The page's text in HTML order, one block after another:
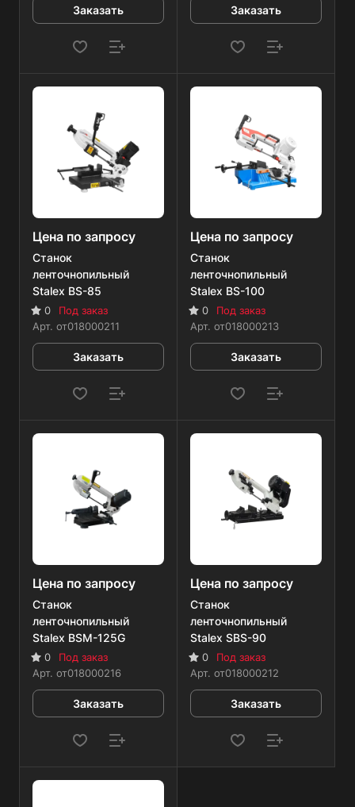
Заказать Заказать
Цена по запросу
Станок
ленточнопильный
Stalex BS-85
0
Под заказ
Арт. от018000211
Заказать
Цена по запросу
Станок
ленточнопильный
Stalex BS-100
0
Под заказ
Арт. от018000213
Заказать
Цена по запросу
Станок
ленточнопильный
Stalex BSM-125G
0
Под заказ
Арт. от018000216
Заказать
Цена по запросу
Станок
ленточнопильный
Stalex SBS-90
0
Под заказ
Арт. от018000212
Заказать